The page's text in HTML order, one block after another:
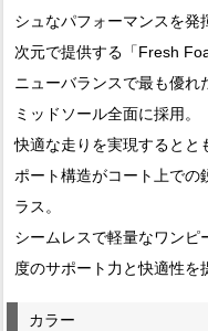
シュなパフォーマンスを発
次元で提供する「Fresh
ニューバランスで最も優
ミッドソール全面に採用。
快適な走りを実現するとと
ポート構造がコート上で
ラス。
シームレスで軽量なワン
度のサポート力と快適性を
カラー